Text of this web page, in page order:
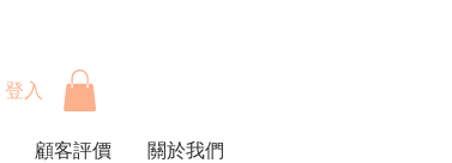
登入
顧客評價 關於我們